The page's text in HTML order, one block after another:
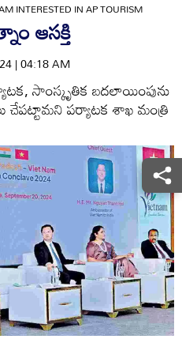
INTERESTED IN AP TOURISM
ఆసక్తి
| 04:18 AM
సాంస్కృతిక బదలాయింపును
చేపట్టామని పర్యాటక శాఖ మంత్రి